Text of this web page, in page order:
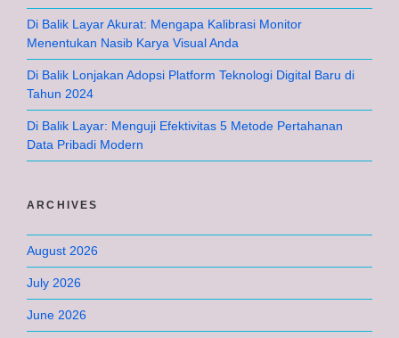
Di Balik Layar Akurat: Mengapa Kalibrasi Monitor
Menentukan Nasib Karya Visual Anda
Di Balik Lonjakan Adopsi Platform Teknologi Digital Baru di
Tahun 2024
Di Balik Layar: Menguji Efektivitas 5 Metode Pertahanan
Data Pribadi Modern
ARCHIVES
August 2026
July 2026
June 2026